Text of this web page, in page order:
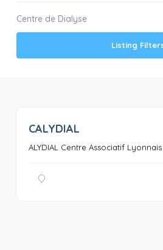
Centre de Dialyse
Listing
CALYDIAL
ALYDIAL Centre Associatif Lyonnais